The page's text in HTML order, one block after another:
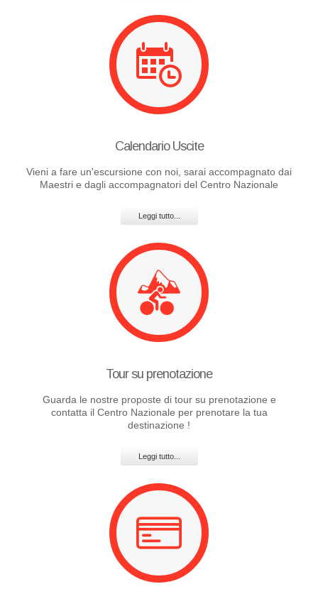
Calendario Uscite
Vieni a fare un'escursione con noi, sarai accompagnato dai
Maestri e dagli accompagnatori del Centro Nazionale
Leggi tutto...
Tour su prenotazione
Guarda le nostre proposte di tour su prenotazione e
contatta il Centro Nazionale per prenotare la tua
destinazione !
Leggi tutto...